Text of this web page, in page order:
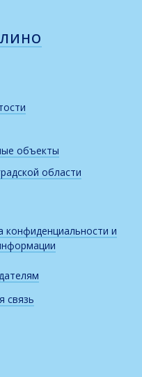
объекты
области
конфиденциальности и
связь